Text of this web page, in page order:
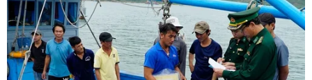
các tổ chức tín dụng gắn với xử lý nợ xấu. (Ảnh: PV/Vietnam+)
Thêm nữa, cơ chế chính sách, nguồn lực tài
chính để xử lý tổ chức tín dụng yếu kém nói